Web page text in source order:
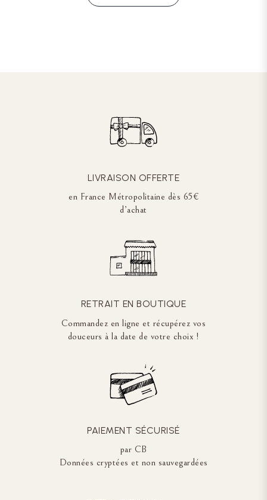
LIVRAISON OFFERTE
en France Métropolitaine dès 65€
d’achat
RETRAIT EN BOUTIQUE
Commandez en ligne et récupérez vos
douceurs à la date de votre choix !
PAIEMENT SÉCURISÉ
par CB
Données cryptées et non sauvegardées